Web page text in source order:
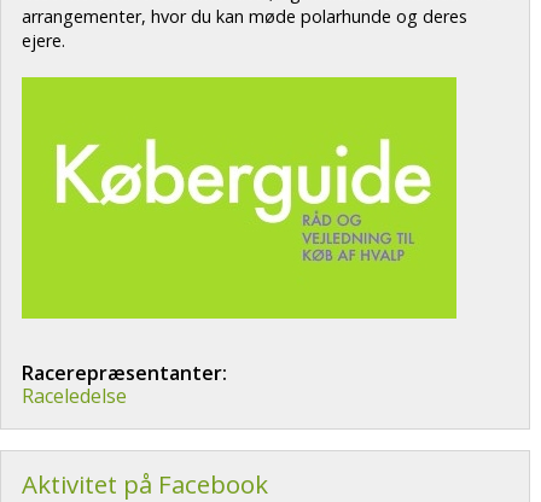
arrangementer, hvor du kan møde polarhunde og deres
ejere.
Racerepræsentanter:
Raceledelse
Aktivitet på Facebook